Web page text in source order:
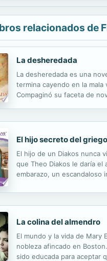
relacionados de
La desheredada
La desheredada es una
termina cayendo en la
Compaginó su faceta de
El hijo secreto del griego
El hijo de un Diakos nunca
que Theo Diakos le daría
embarazo, un escandaloso
La colina del almendro
El mundo y la vida de
nobleza afincado en
sido educada para aceptar